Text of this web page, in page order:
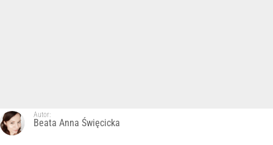
Autor:
Beata Anna Święcicka